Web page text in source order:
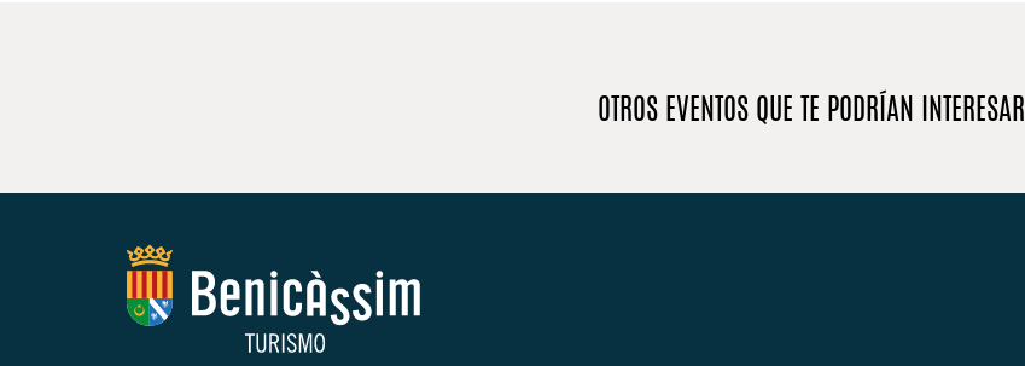
OTROS EVENTOS QUE TE PODRÍAN INTERESAR